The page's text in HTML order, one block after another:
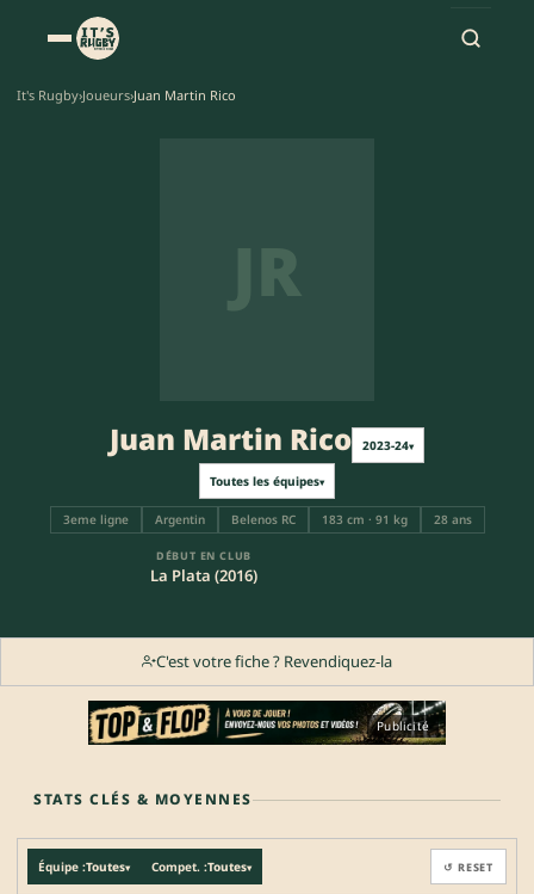
It's Rugby›Joueurs›Juan Martin Rico
JR
Juan Martin Rico 2023-24▾
Toutes les équipes▾
3eme ligne Argentin Belenos RC 183 cm · 91 kg 28 ans
DÉBUT EN CLUB
La Plata (2016)
C'est votre fiche ? Revendiquez-la
Publicité
STATS CLÉS & MOYENNES
Équipe :Toutes▾ Compet. :Toutes▾ ↺ RESET